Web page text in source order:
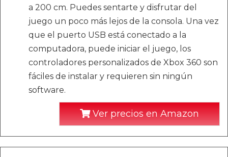
a 200 cm. Puedes sentarte y disfrutar del
juego un poco más lejos de la consola. Una vez
que el puerto USB está conectado a la
computadora, puede iniciar el juego, los
controladores personalizados de Xbox 360 son
fáciles de instalar y requieren sin ningún
software.
Ver precios en Amazon